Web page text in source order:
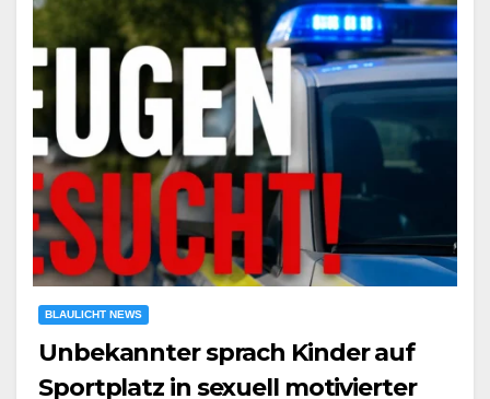
BLAULICHT NEWS
Unbekannter sprach Kinder auf
Sportplatz in sexuell motivierter